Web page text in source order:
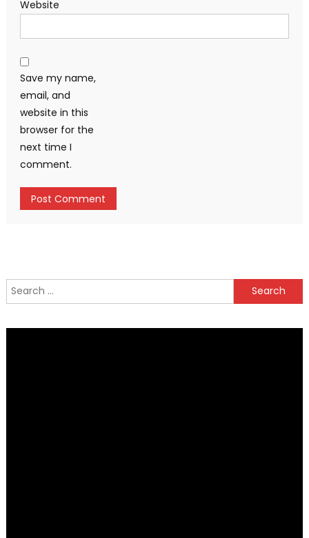
Website
Save my name,
email, and
website in this
browser for the
next time I
comment.
Search
for: